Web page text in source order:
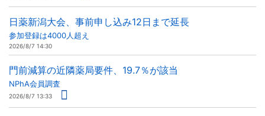
日薬新潟大会、事前申し込み12日まで延長
参加登録は4000人超え
2026/8/7 14:30
門前減算の近隣薬局要件、19.7％が該当
NPhA会員調査
2026/8/7 13:33